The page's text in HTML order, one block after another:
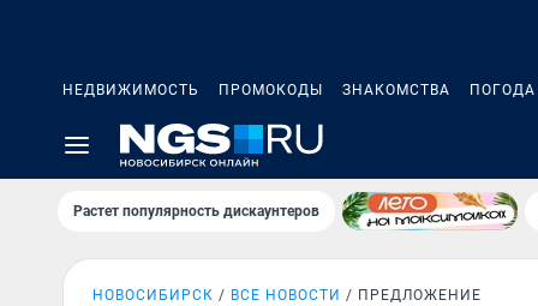
НЕДВИЖИМОСТЬ ПРОМОКОДЫ ЗНАКОМСТВА ПОГОДА
Растет популярность дискаунтеров
НОВОСИБИРСК ВСЕ НОВОСТИ ПРЕДЛОЖЕНИЕ